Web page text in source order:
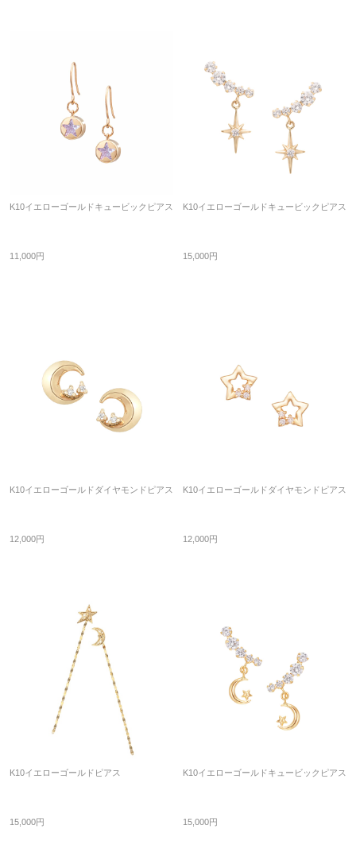
K10イエローゴールドキュービックピアス
11,000円
K10イエローゴールドキュービックピアス
15,000円
K10イエローゴールドダイヤモンドピアス
12,000円
K10イエローゴールドダイヤモンドピアス
12,000円
K10イエローゴールドピアス
15,000円
K10イエローゴールドキュービックピアス
15,000円